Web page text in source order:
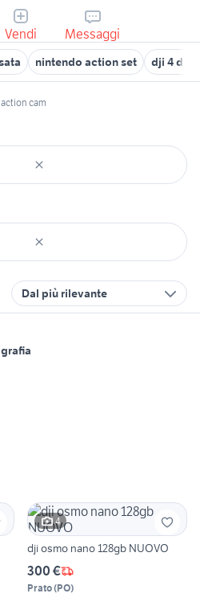
Vendi Messaggi
nintendo action set dji 4
cam
Dal più rilevante
4
dji osmo nano 128gb NUOVO
300 €
Prato(PO)